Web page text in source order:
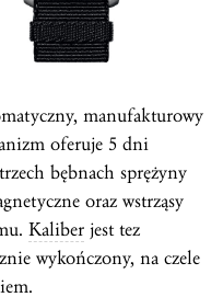
manufakturowy
oferuje 5 dni
bębnach sprężyny
oraz wstrząsy
Kaliber jest tez
wykończony, na czele